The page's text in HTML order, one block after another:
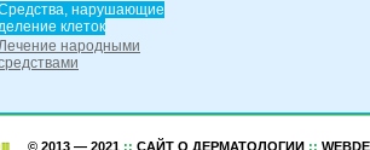
нарушающие
клеток
народными
© 2013 — 2021 :: САЙТ О ДЕРМАТОЛОГИИ ::